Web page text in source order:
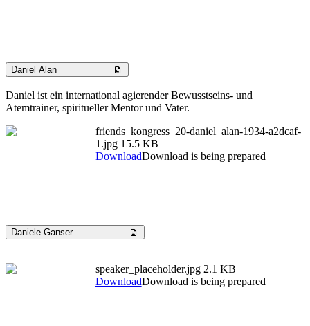
Daniel Alan
Daniel ist ein international agierender Bewusstseins- und
Atemtrainer, spiritueller Mentor und Vater.
friends_kongress_20-daniel_alan-1934-a2dcaf-
1.jpg 15.5 KB
DownloadDownload is being prepared
Daniele Ganser
speaker_placeholder.jpg 2.1 KB
DownloadDownload is being prepared